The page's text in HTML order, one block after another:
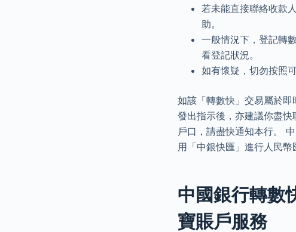
若未能直接聯絡收款
助。
一般情況下，登記轉
看登記狀況。
如有懷疑，切勿按照
如該「轉數快」交易屬於即
發出指示後，亦建議你盡
戶口，請盡快通知本行。
用「中銀快匯」進行人民幣
中國銀行轉數
寶賬戶服務